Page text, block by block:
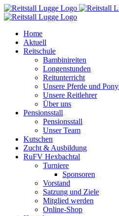
Skip
to
Home
Aktuell
Reitschule
Bambinireiten
Longenstunden
Reitunterricht
Unsere Pferde und
Unsere Reitlehrer
Über uns
Pensionsstall
Pensionsstall
Unser Team
Kutschen
Zucht & Ausbildung
RuFV Hexbachtal
Turniere
Sponsoren
Vorstand
Satzung und Ziele
Mitglied werden
Online-Shop